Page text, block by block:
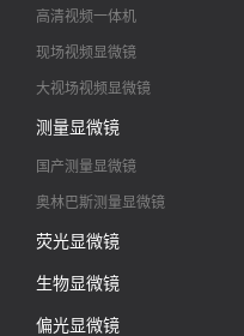
高清视频一体机
现场视频显微镜
大视场视频显微镜
大景深视频显微镜
高清镜头
测量显微镜
国产测量显微镜
奥林巴斯测量显微镜
荧光显微镜
生物显微镜
偏光显微镜